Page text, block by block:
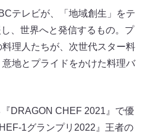
テレビが、「地域創生」をテ
、世界へと発信するもの。プ
理人たちが、次世代スター料
地とプライドをかけた料理バ
DRAGON CHEF 2021』で優
1グランプリ2022』王者の